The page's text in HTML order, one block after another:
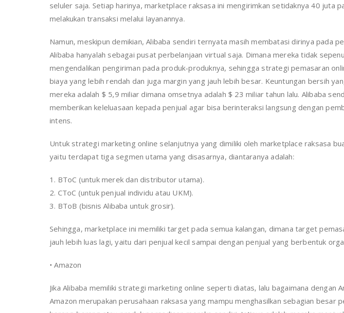
seluler saja. Setiap harinya, marketplace raksasa ini mengirimkan setidaknya 40 juta
melakukan transaksi melalui layanannya.
Namun, meskipun demikian, Alibaba sendiri ternyata masih membatasi dirinya pada
Alibaba hanyalah sebagai pusat perbelanjaan virtual saja. Dimana mereka tidak
mengendalikan pengiriman pada produk-produknya, sehingga strategi pemasaran
biaya yang lebih rendah dan juga margin yang jauh lebih besar. Keuntungan bersih
mereka adalah $ 5,9 miliar dimana omsetnya adalah $ 23 miliar tahun lalu. Alibaba
memberikan keleluasaan kepada penjual agar bisa berinteraksi langsung dengan
intens.
Untuk strategi marketing online selanjutnya yang dimiliki oleh marketplace raksasa
yaitu terdapat tiga segmen utama yang disasarnya, diantaranya adalah:
1. BToC (untuk merek dan distributor utama).
2. CToC (untuk penjual individu atau UKM).
3. BToB (bisnis Alibaba untuk grosir).
Sehingga, marketplace ini memiliki target pada semua kalangan, dimana target
jauh lebih luas lagi, yaitu dari penjual kecil sampai dengan penjual yang berbentuk
• Amazon
Jika Alibaba memiliki strategi marketing online seperti diatas, lalu bagaimana dengan
Amazon merupakan perusahaan raksasa yang mampu menghasilkan sebagian besar